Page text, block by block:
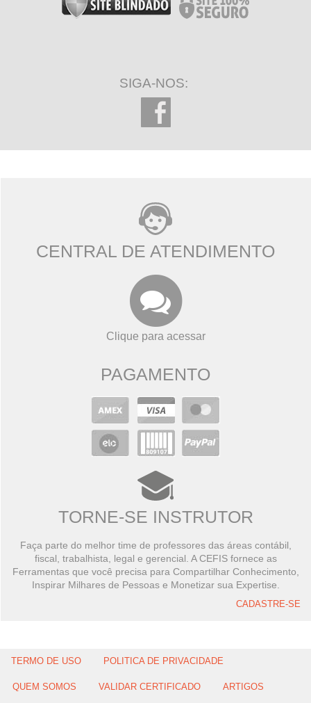
SIGA-NOS:
CENTRAL DE ATENDIMENTO
Clique para acessar
PAGAMENTO
TORNE-SE INSTRUTOR
Faça parte do melhor time de professores das áreas contábil,
fiscal, trabalhista, legal e gerencial. A CEFIS fornece as
Ferramentas que você precisa para Compartilhar Conhecimento,
Inspirar Milhares de Pessoas e Monetizar sua Expertise.
CADASTRE-SE
TERMO DE USO POLITICA DE PRIVACIDADE
QUEM SOMOS VALIDAR CERTIFICADO ARTIGOS